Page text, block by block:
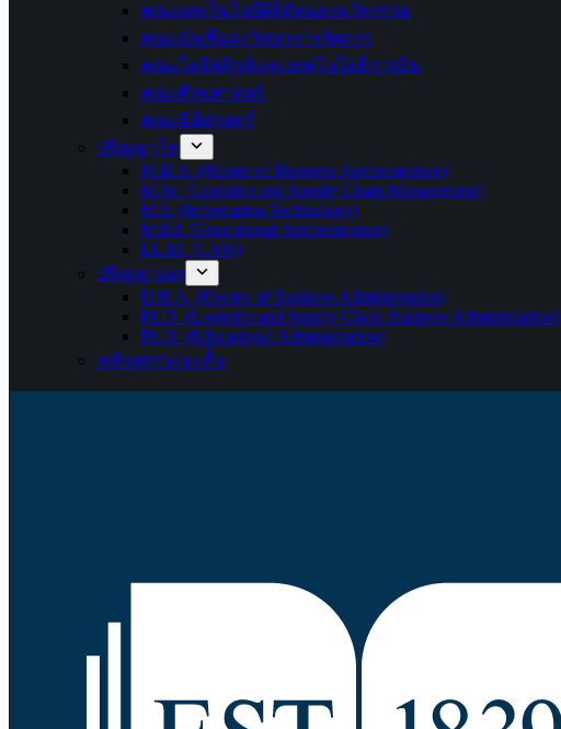
คณะเทคโนโลยีดิจิทัลและนวัตกรรม
คณะบัญชีและวิทยาการจัดการ
คณะโลจิสติกส์และเทคโนโลยีการบิน
คณะศิลปศาสตร์
คณะนิติศาสตร์
ปริญญาโท
M.B.A. (Master of Business Administration)
M.Sc. (Logistics and Supply Chain Management)
M.S. (Information Technology)
M.Ed. (Educational Administration)
LL.M. (LAW)
ปริญญาเอก
D.B.A. (Doctor of Business Administration)
Ph.D. (Logistics and Supply Chain Business Administration)
Ph.D. (Educational Administration)
หลักสูตรระยะสั้น